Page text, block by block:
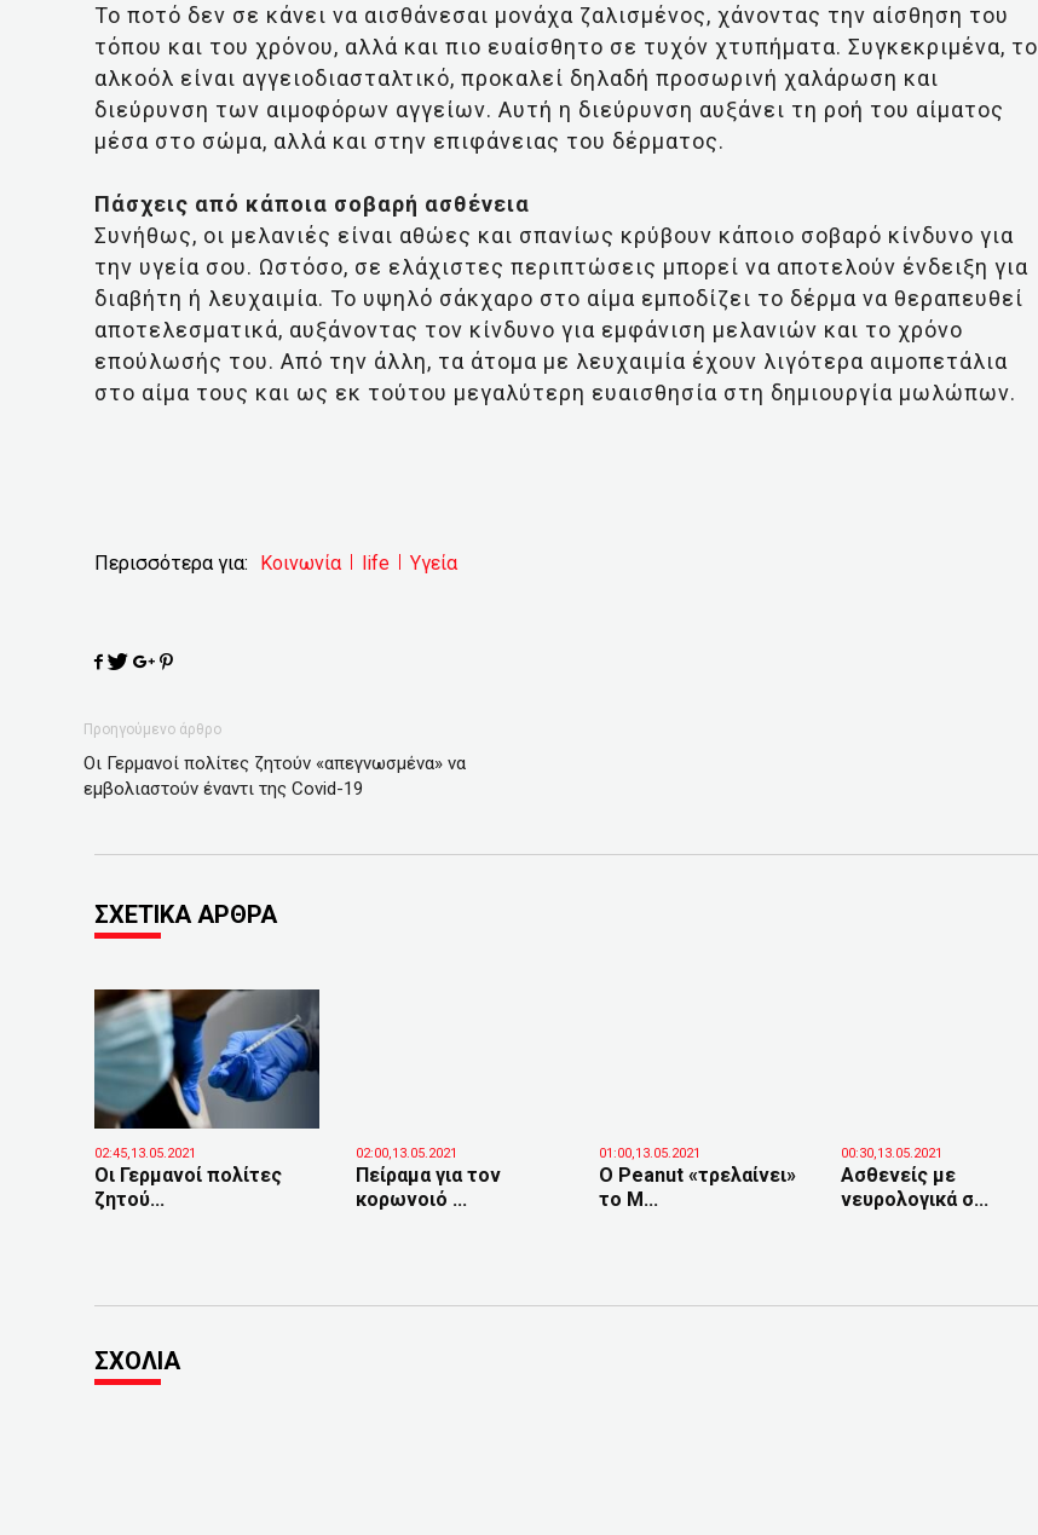
Το ποτό δεν σε κάνει να αισθάνεσαι μονάχα ζαλισμένος, χάνοντας την αίσθηση του
τόπου και του χρόνου, αλλά και πιο ευαίσθητο σε τυχόν χτυπήματα. Συγκεκριμένα, το
αλκοόλ είναι αγγειοδιασταλτικό, προκαλεί δηλαδή προσωρινή χαλάρωση και
διεύρυνση των αιμοφόρων αγγείων. Αυτή η διεύρυνση αυξάνει τη ροή του αίματος
μέσα στο σώμα, αλλά και στην επιφάνειας του δέρματος.
Πάσχεις από κάποια σοβαρή ασθένεια
Συνήθως, οι μελανιές είναι αθώες και σπανίως κρύβουν κάποιο σοβαρό κίνδυνο για
την υγεία σου. Ωστόσο, σε ελάχιστες περιπτώσεις μπορεί να αποτελούν ένδειξη για
διαβήτη ή λευχαιμία. Το υψηλό σάκχαρο στο αίμα εμποδίζει το δέρμα να θεραπευθεί
αποτελεσματικά, αυξάνοντας τον κίνδυνο για εμφάνιση μελανιών και το χρόνο
επούλωσής του. Από την άλλη, τα άτομα με λευχαιμία έχουν λιγότερα αιμοπετάλια
στο αίμα τους και ως εκ τούτου μεγαλύτερη ευαισθησία στη δημιουργία μωλώπων.
Περισσότερα για: Κοινωνία life Υγεία
Προηγούμενο άρθρο
Οι Γερμανοί πολίτες ζητούν «απεγνωσμένα» να
εμβολιαστούν έναντι της Covid-19
ΣΧΕΤΙΚΑ ΑΡΘΡΑ
02:45,13.05.2021
Οι Γερμανοί πολίτες
ζητού...
02:00,13.05.2021
Πείραμα για τον
κορωνοιό ...
01:00,13.05.2021
Ο Peanut «τρελαίνει»
το Μ...
00:30,13.05.2021
Ασθενείς με
νευρολογικά σ...
ΣΧΟΛΙΑ